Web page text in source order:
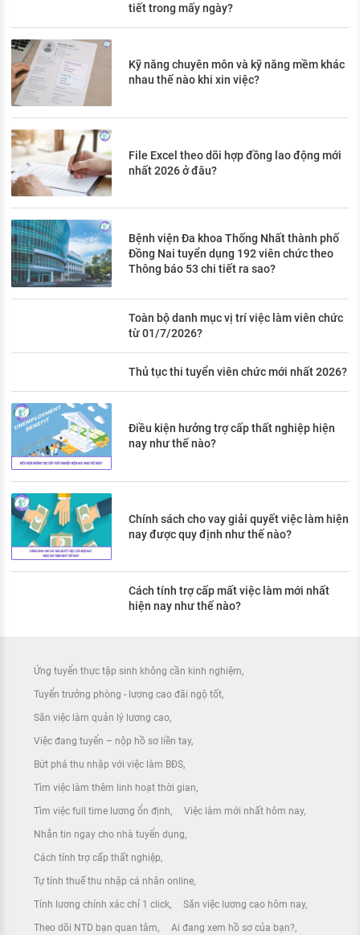
tiết trong mấy ngày?
Kỹ năng chuyên môn và kỹ năng mềm khác
nhau thế nào khi xin việc?
File Excel theo dõi hợp đồng lao động mới
nhất 2026 ở đâu?
Bệnh viện Đa khoa Thống Nhất thành phố
Đồng Nai tuyển dụng 192 viên chức theo
Thông báo 53 chi tiết ra sao?
Toàn bộ danh mục vị trí việc làm viên chức
từ 01/7/2026?
Thủ tục thi tuyển viên chức mới nhất 2026?
Điều kiện hưởng trợ cấp thất nghiệp hiện
nay như thế nào?
Chính sách cho vay giải quyết việc làm hiện
nay được quy định như thế nào?
Cách tính trợ cấp mất việc làm mới nhất
hiện nay như thế nào?
Ứng tuyển thực tập sinh không cần kinh nghiệm
Tuyển trưởng phòng - lương cao đãi ngộ tốt
Săn việc làm quản lý lương cao
Việc đang tuyển – nộp hồ sơ liền tay
Bứt phá thu nhập với việc làm BĐS
Tìm việc làm thêm linh hoạt thời gian
Tìm việc full time lương ổn định Việc làm mới nhất hôm nay
Nhắn tin ngay cho nhà tuyển dụng
Cách tính trợ cấp thất nghiệp
Tự tính thuế thu nhập cá nhân online
Tính lương chính xác chỉ 1 click Săn việc lương cao hôm nay
Theo dõi NTD bạn quan tâm Ai đang xem hồ sơ của bạn?